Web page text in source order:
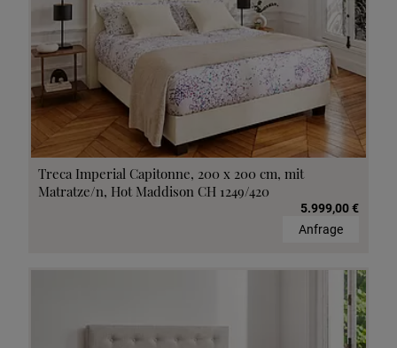
Treca Imperial Capitonne, 200 x 200 cm, mit
Matratze/n, Hot Maddison CH 1249/420
5.999,00 €
Anfrage